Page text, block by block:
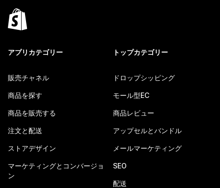
アプリカテゴリー
販売チャネル
商品を探す
商品を販売する
注文と配送
ストアデザイン
マーケティングとコンバージョ
ン
トップカテゴリー
ドロップシッピング
モール型EC
商品レビュー
アップセルとバンドル
メールマーケティング
SEO
配送